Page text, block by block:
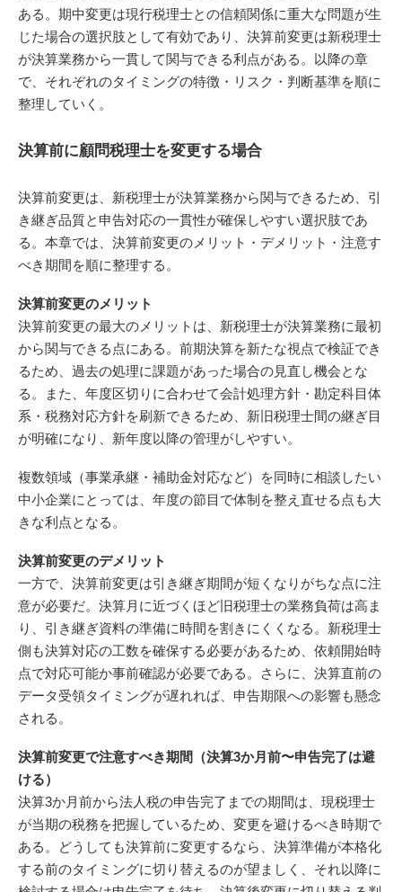
ある。期中変更は現行税理士との信頼関係に重大な問題が生
じた場合の選択肢として有効であり、決算前変更は新税理士
が決算業務から一貫して関与できる利点がある。以降の章
で、それぞれのタイミングの特徴・リスク・判断基準を順に
整理していく。
決算前に顧問税理士を変更する場合
決算前変更は、新税理士が決算業務から関与できるため、引
き継ぎ品質と申告対応の一貫性が確保しやすい選択肢であ
る。本章では、決算前変更のメリット・デメリット・注意す
べき期間を順に整理する。
決算前変更のメリット
決算前変更の最大のメリットは、新税理士が決算業務に最初
から関与できる点にある。前期決算を新たな視点で検証でき
るため、過去の処理に課題があった場合の見直し機会とな
る。また、年度区切りに合わせて会計処理方針・勘定科目体
系・税務対応方針を刷新できるため、新旧税理士間の継ぎ目
が明確になり、新年度以降の管理がしやすい。
複数領域（事業承継・補助金対応など）を同時に相談したい
中小企業にとっては、年度の節目で体制を整え直せる点も大
きな利点となる。
決算前変更のデメリット
一方で、決算前変更は引き継ぎ期間が短くなりがちな点に注
意が必要だ。決算月に近づくほど旧税理士の業務負荷は高ま
り、引き継ぎ資料の準備に時間を割きにくくなる。新税理士
側も決算対応の工数を確保する必要があるため、依頼開始時
点で対応可能か事前確認が必要である。さらに、決算直前の
データ受領タイミングが遅れれば、申告期限への影響も懸念
される。
決算前変更で注意すべき期間（決算3か月前〜申告完了は避
ける）
決算3か月前から法人税の申告完了までの期間は、現税理士
が当期の税務を把握しているため、変更を避けるべき時期で
ある。どうしても決算前に変更するなら、決算準備が本格化
する前のタイミングに切り替えるのが望ましく、それ以降に